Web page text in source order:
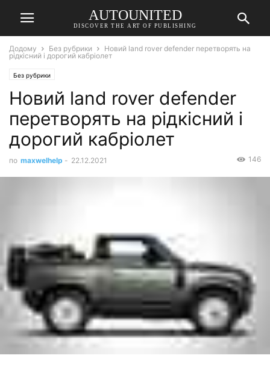
AUTOUNITED
DISCOVER THE ART OF PUBLISHING
Додому Без рубрики
Новий land rover defender перетворять на
рідкісний і дорогий кабріолет
Без рубрики
Новий land rover defender
перетворять на рідкісний і
дорогий кабріолет
по maxwelhelp - 22.12.2021 146